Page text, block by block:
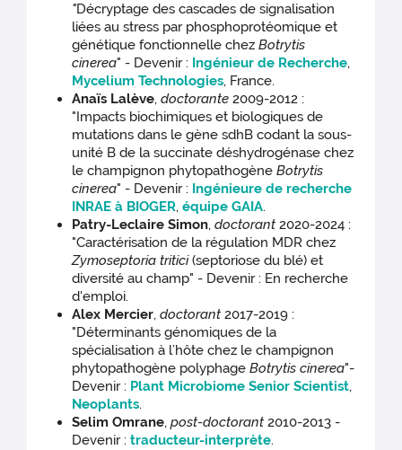
"Décryptage des cascades de signalisation
liées au stress par phosphoprotéomique et
génétique fonctionnelle chez Botrytis
cinerea" - Devenir : Ingénieur de Recherche,
Mycelium Technologies, France.
Anaïs Lalève,doctorante 2009-2012 :
"Impacts biochimiques et biologiques de
mutations dans le gène sdhB codant la sous-
unité B de la succinate déshydrogénase chez
le champignon phytopathogèneBotrytis
cinerea" - Devenir : Ingénieure de recherche
INRAE à BIOGER,équipe GAIA.
Patry-Leclaire Simon,doctorant2020-2024 :
"Caractérisation de la régulation MDR chez
Zymoseptoria tritici(septoriose du blé) et
diversité au champ" - Devenir : En recherche
d'emploi.
Alex Mercier,doctorant 2017-2019 :
"Déterminants génomiques de la
spécialisation à l’hôte chez le champignon
phytopathogène polyphageBotrytis cinerea"-
Devenir : Plant Microbiome Senior Scientist,
Neoplants.
Selim Omrane,post-doctorant 2010-2013 -
Devenir :traducteur-interprète.